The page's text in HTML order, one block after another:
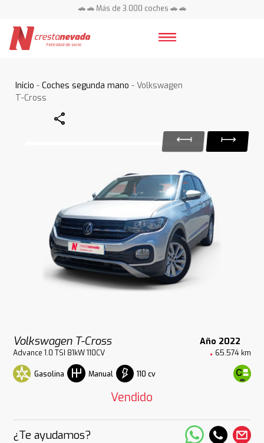
🚗 🚗 Más de 3.000 coches 🚗 🚗
Inicio -Coches segunda mano - Volkswagen
T-Cross
Share
Volkswagen T-Cross Año 2022
Advance 1.0 TSI 81kW 110CV 65.574 km
Gasolina Manual 110 cv
Vendido
¿Te ayudamos?